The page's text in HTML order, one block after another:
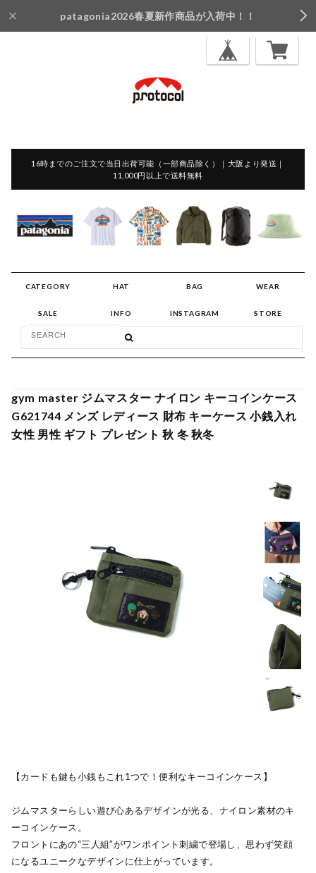
patagonia2026春夏新作商品が入荷中！！
16時までのご注文で当日出荷可能（一部商品除く）｜大阪より発送｜
11,000円以上で送料無料
CATEGORY HAT BAG WEAR
SALE INFO INSTAGRAM STORE
gym master ジムマスター ナイロン キーコインケース
G621744 メンズ レディース 財布 キーケース 小銭入れ
女性 男性 ギフト プレゼント 秋 冬 秋冬
【カードも鍵も小銭もこれ1つで！便利なキーコインケース】
ジムマスターらしい遊び心あるデザインが光る、ナイロン素材のキ
ーコインケース。
フロントにあの“三人組”がワンポイント刺繍で登場し、思わず笑顔
になるユニークなデザインに仕上がっています。